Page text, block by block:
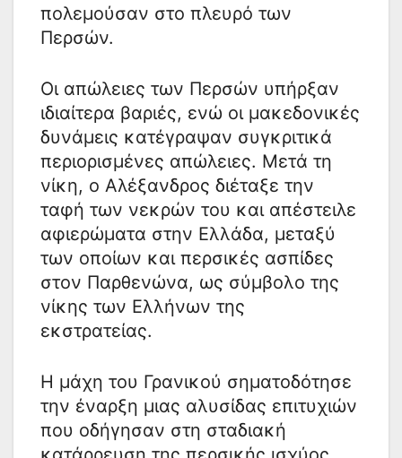
πολεμούσαν στο πλευρό των
Περσών.
Οι απώλειες των Περσών υπήρξαν
ιδιαίτερα βαριές, ενώ οι μακεδονικές
δυνάμεις κατέγραψαν συγκριτικά
περιορισμένες απώλειες. Μετά τη
νίκη, ο Αλέξανδρος διέταξε την
ταφή των νεκρών του και απέστειλε
αφιερώματα στην Ελλάδα, μεταξύ
των οποίων και περσικές ασπίδες
στον Παρθενώνα, ως σύμβολο της
νίκης των Ελλήνων της
εκστρατείας.
Η μάχη του Γρανικού σηματοδότησε
την έναρξη μιας αλυσίδας επιτυχιών
που οδήγησαν στη σταδιακή